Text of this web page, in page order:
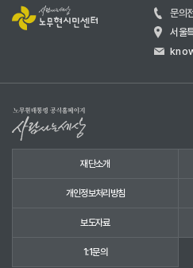
문의
서울
재단소개
개인정보처리방침
보도자료
1:1문의